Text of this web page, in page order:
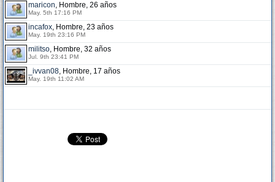
maricon, Hombre, 26 años
May. 5th 17:16 PM
incafox, Hombre, 23 años
May. 19th 23:16 PM
militso, Hombre, 32 años
Jul. 9th 23:41 PM
_ivvan08, Hombre, 17 años
May. 19th 11:02 AM